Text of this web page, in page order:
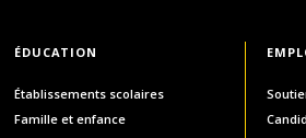
ÉDUCATION
Établissements scolaires
Famille et enfance